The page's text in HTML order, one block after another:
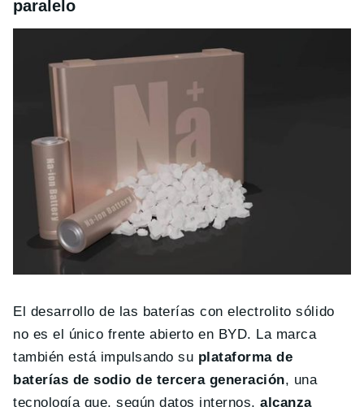
paralelo
El desarrollo de las baterías con electrolito sólido
no es el único frente abierto en BYD. La marca
también está impulsando su plataforma de
baterías de sodio de tercera generación, una
tecnología que, según datos internos,alcanza